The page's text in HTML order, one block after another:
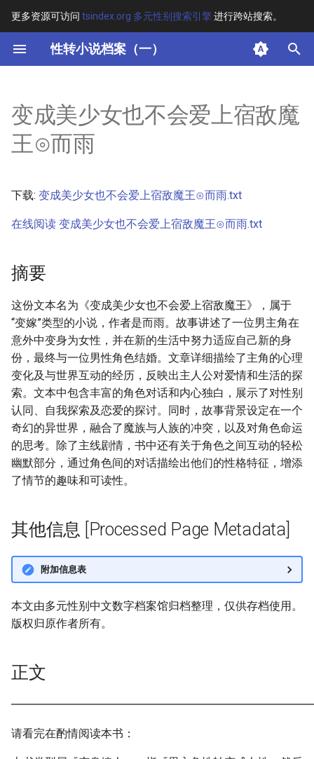
更多资源可访问 tsindex.org 多元性别搜索引擎进行跨站搜索。
性转小说档案（一）
键
开
始
索
其他信息 [Processed Page
Metadata]
变成美少女也不会爱上宿敌魔
王⊙而雨
下载: 变成美少女也不会爱上宿敌魔王⊙而雨.txt
在线阅读 变成美少女也不会爱上宿敌魔王⊙而雨.txt
摘要
这份文本名为《变成美少女也不会爱上宿敌魔王》，属于
“变嫁”类型的小说，作者是而雨。故事讲述了一位男主角在
意外中变身为女性，并在新的生活中努力适应自己新的身
份，最终与一位男性角色结婚。文章详细描绘了主角的心理
变化及与世界互动的经历，反映出主人公对爱情和生活的探
索。文本中包含丰富的角色对话和内心独白，展示了对性别
认同、自我探索及恋爱的探讨。同时，故事背景设定在一个
奇幻的异世界，融合了魔族与人族的冲突，以及对角色命运
的思考。除了主线剧情，书中还有关于角色之间互动的轻松
幽默部分，通过角色间的对话描绘出他们的性格特征，增添
了情节的趣味和可读性。
其他信息 [Processed Page Metadata]
附加信息表
本文由多元性别中文数字档案馆归档整理，仅供存档使用。
版权归原作者所有。
正文
请看完在酌情阅读本书：